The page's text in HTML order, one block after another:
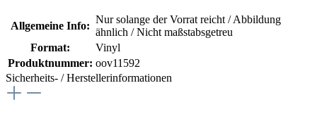
Allgemeine Info:
Nur solange der Vorrat reicht / Abbildung
ähnlich / Nicht maßstabsgetreu
Format:
Vinyl
Produktnummer: oov11592
Sicherheits- / Herstellerinformationen